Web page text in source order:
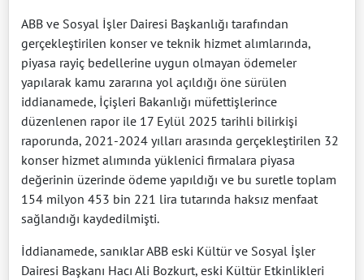
ABB ve Sosyal İşler Dairesi Başkanlığı tarafından
gerçekleştirilen konser ve teknik hizmet alımlarında,
piyasa rayiç bedellerine uygun olmayan ödemeler
yapılarak kamu zararına yol açıldığı öne sürülen
iddianamede, İçişleri Bakanlığı müfettişlerince
düzenlenen rapor ile 17 Eylül 2025 tarihli bilirkişi
raporunda, 2021-2024 yılları arasında gerçekleştirilen 32
konser hizmet alımında yüklenici firmalara piyasa
değerinin üzerinde ödeme yapıldığı ve bu suretle toplam
154 milyon 453 bin 221 lira tutarında haksız menfaat
sağlandığı kaydedilmişti.
İddianamede, sanıklar ABB eski Kültür ve Sosyal İşler
Dairesi Başkanı Hacı Ali Bozkurt, eski Kültür Etkinlikleri